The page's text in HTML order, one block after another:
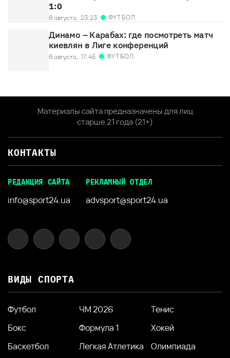
1:0
6 августа, 23:23 ФУТБОЛ
Динамо – Карабах: где посмотреть матч
киевлян в Лиге конференций
6 августа, 17:45 ФУТБОЛ
Материалы сайта предназначены для лиц
старше 21 года (21+)
КОНТАКТЫ
РЕДАКЦИЯ САЙТА
info@sport24.ua
РЕКЛАМНЫЙ ОТДЕЛ
advsport@sport24.ua
ВИДЫ СПОРТА
Футбол ЧМ 2026
Тенис
Бокс
Формула 1
Хокей
Баскетбол
Легкая Атлетика
Олимпиада